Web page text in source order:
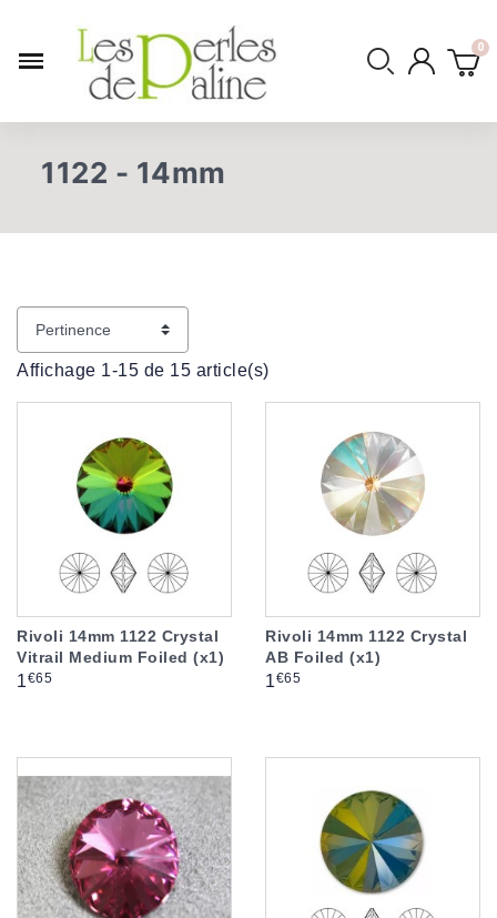
1122 - 14mm
Affichage 1-15 de 15 article(s)
Rivoli 14mm 1122 Crystal
Vitrail Medium Foiled (x1)
Prix
1€65
Rivoli 14mm 1122 Crystal
AB Foiled (x1)
Prix
1€65